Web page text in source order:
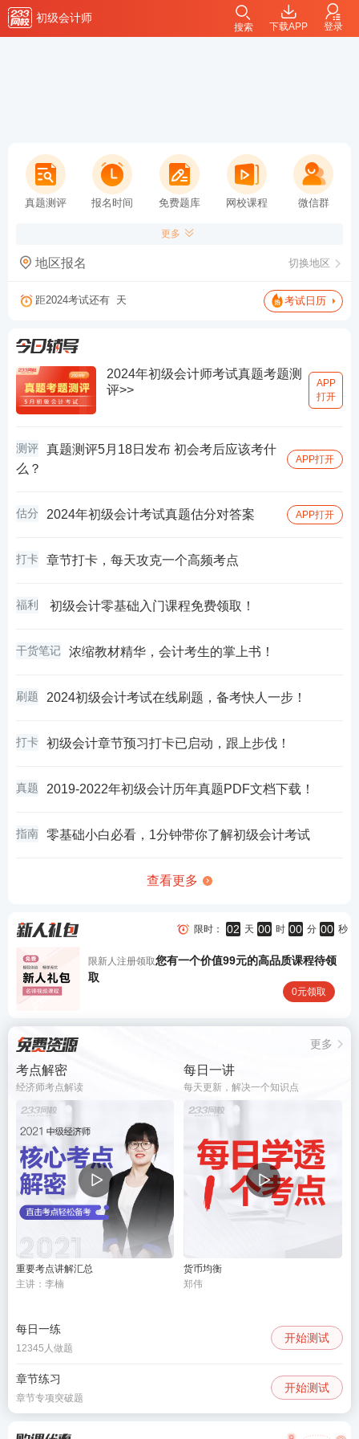
初级会计师
下载APP 登录
搜索
真题测评 报名时间 免费题库 网校课程 微信群
更多
地区报名 切换地区
距2024考试还有 天 考试日历
2024年初级会计师考试真题考题测
评>>
APP
打开
测评
真题测评5月18日发布 初会考后应该考什
么？
APP打开
估分 2024年初级会计考试真题估分对答案 APP打开
打卡 章节打卡，每天攻克一个高频考点
福利 初级会计零基础入门课程免费领取！
干货笔记 浓缩教材精华，会计考生的掌上书！
刷题 2024初级会计考试在线刷题，备考快人一步！
打卡 初级会计章节预习打卡已启动，跟上步伐！
真题 2019-2022年初级会计历年真题PDF文档下载！
指南 零基础小白必看，1分钟带你了解初级会计考试
查看更多
限时： 02 天 00 时 00 分 00 秒
限新人注册领取您有一个价值99元的高品质课程待领
取
0元领取
更多
考点解密
经济师考点解读
重要考点讲解汇总
主讲：李楠
每日一讲
每天更新，解决一个知识点
货币均衡
郑伟
每日一练
12345人做题
开始测试
章节练习
章节专项突破题
开始测试